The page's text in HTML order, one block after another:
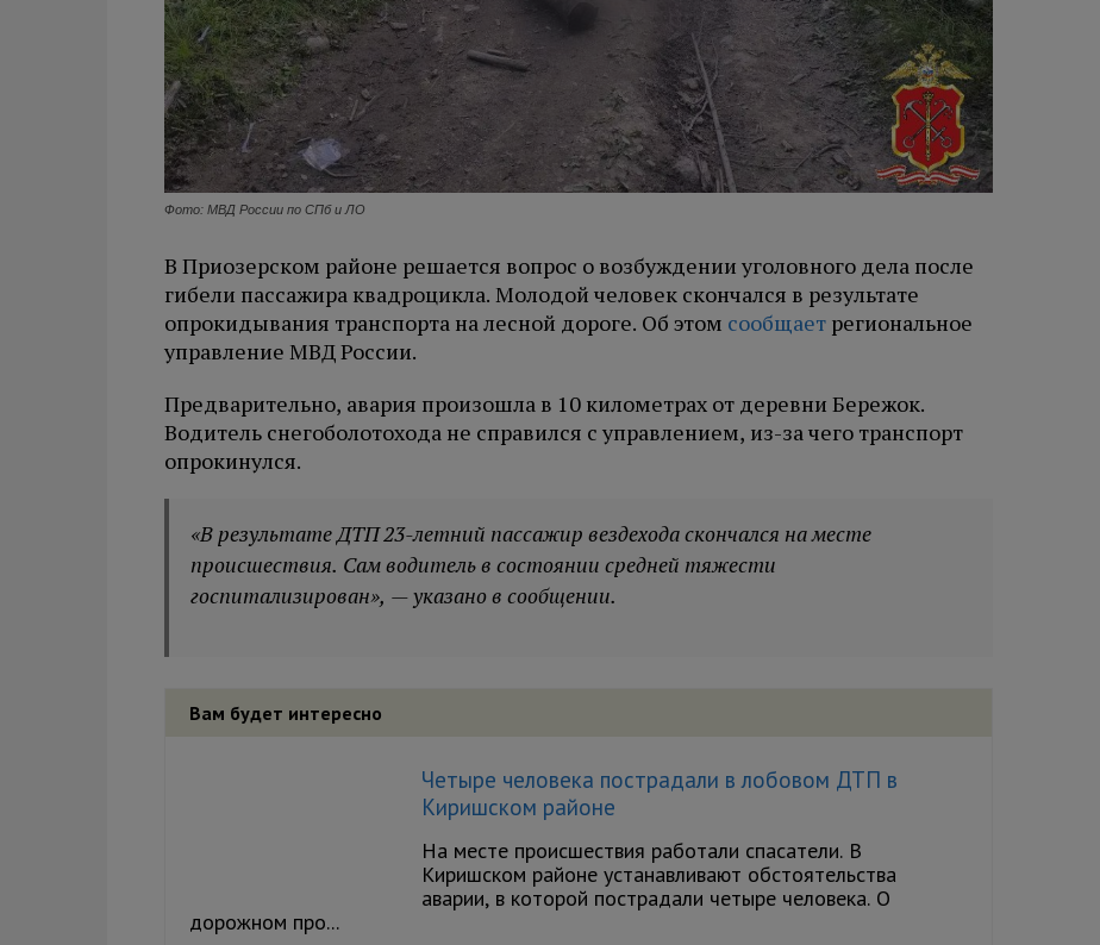
Фото: МВД России по СПб и ЛО
В Приозерском районе решается вопрос о возбуждении уголовного дела после
гибели пассажира квадроцикла. Молодой человек скончался в результате
опрокидывания транспорта на лесной дороге. Об этом сообщает региональное
управление МВД России.
Предварительно, авария произошла в 10 километрах от деревни Бережок.
Водитель снегоболотохода не справился с управлением, из-за чего транспорт
опрокинулся.
«В результате ДТП 23-летний пассажир вездехода скончался на месте
происшествия. Сам водитель в состоянии средней тяжести
госпитализирован», — указано в сообщении.
Вам будет интересно
Четыре человека пострадали в лобовом ДТП в
Киришском районе
На месте происшествия работали спасатели. В
Киришском районе устанавливают обстоятельства
аварии, в которой пострадали четыре человека. О
дорожном про...